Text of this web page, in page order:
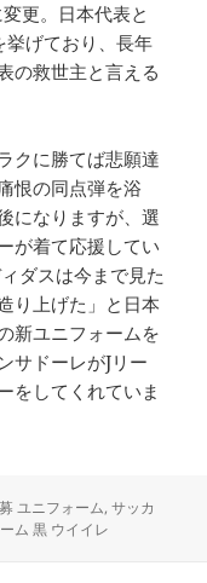
更。日本代表と
挙げており、長年
の救世主と言える
クに勝てば悲願達
恨の同点弾を浴
になりますが、選
が着て応援してい
ダスは今まで見た
り上げた」と日本
新ユニフォームを
サドーレがJリー
をしてくれていま
ユニフォーム,サッカ
ム 黒 ウイイレ